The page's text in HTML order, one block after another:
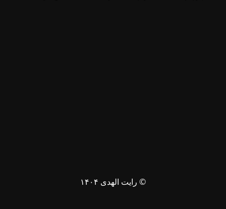
© رایت الهدی ۱۴۰۴